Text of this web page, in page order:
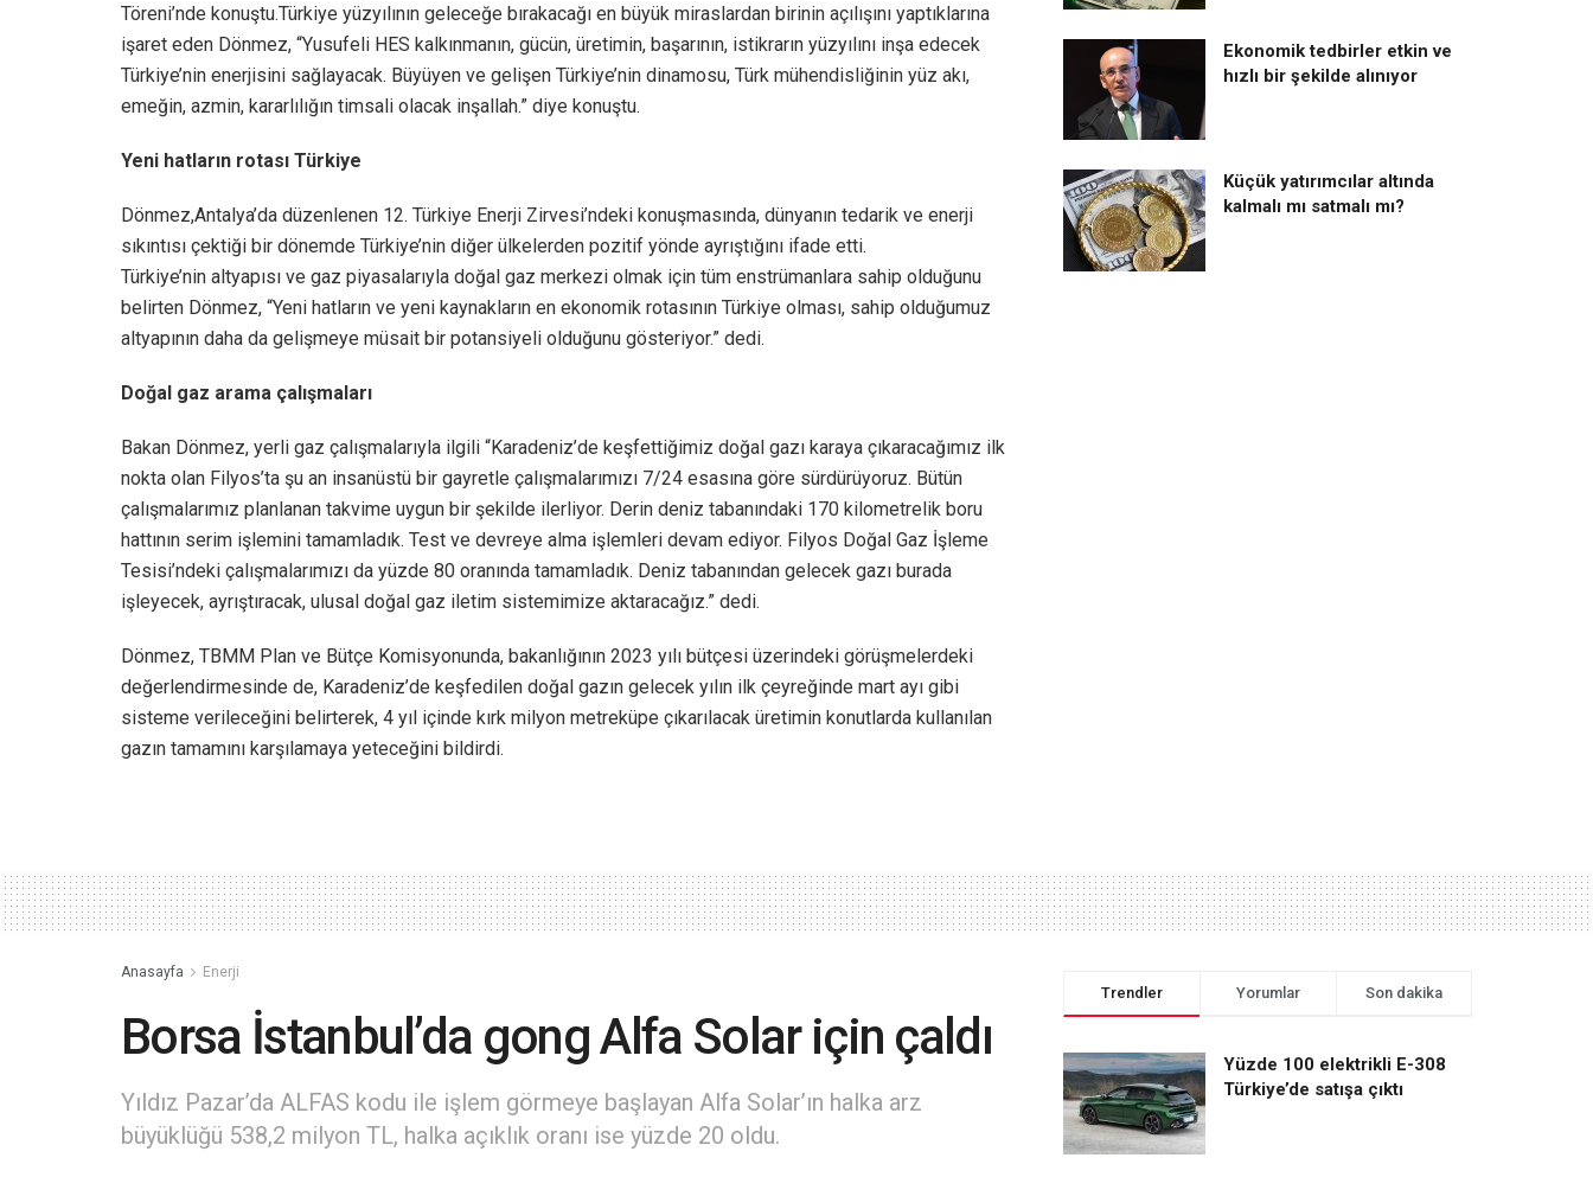
Töreni’nde konuştu.Türkiye yüzyılının geleceğe bırakacağı en büyük miraslardan birinin açılışını yaptıklarına
işaret eden Dönmez, “Yusufeli HES kalkınmanın, gücün, üretimin, başarının, istikrarın yüzyılını inşa edecek
Türkiye’nin enerjisini sağlayacak. Büyüyen ve gelişen Türkiye’nin dinamosu, Türk mühendisliğinin yüz akı,
emeğin, azmin, kararlılığın timsali olacak inşallah.” diye konuştu.
Yeni hatların rotası Türkiye
Dönmez,Antalya’da düzenlenen 12. Türkiye Enerji Zirvesi’ndeki konuşmasında, dünyanın tedarik ve enerji
sıkıntısı çektiği bir dönemde Türkiye’nin diğer ülkelerden pozitif yönde ayrıştığını ifade etti.
Türkiye’nin altyapısı ve gaz piyasalarıyla doğal gaz merkezi olmak için tüm enstrümanlara sahip olduğunu
belirten Dönmez, “Yeni hatların ve yeni kaynakların en ekonomik rotasının Türkiye olması, sahip olduğumuz
altyapının daha da gelişmeye müsait bir potansiyeli olduğunu gösteriyor.” dedi.
Doğal gaz arama çalışmaları
Bakan Dönmez, yerli gaz çalışmalarıyla ilgili “Karadeniz’de keşfettiğimiz doğal gazı karaya çıkaracağımız ilk
nokta olan Filyos’ta şu an insanüstü bir gayretle çalışmalarımızı 7/24 esasına göre sürdürüyoruz. Bütün
çalışmalarımız planlanan takvime uygun bir şekilde ilerliyor. Derin deniz tabanındaki 170 kilometrelik boru
hattının serim işlemini tamamladık. Test ve devreye alma işlemleri devam ediyor. Filyos Doğal Gaz İşleme
Tesisi’ndeki çalışmalarımızı da yüzde 80 oranında tamamladık. Deniz tabanından gelecek gazı burada
işleyecek, ayrıştıracak, ulusal doğal gaz iletim sistemimize aktaracağız.” dedi.
Dönmez, TBMM Plan ve Bütçe Komisyonunda, bakanlığının 2023 yılı bütçesi üzerindeki görüşmelerdeki
değerlendirmesinde de, Karadeniz’de keşfedilen doğal gazın gelecek yılın ilk çeyreğinde mart ayı gibi
sisteme verileceğini belirterek, 4 yıl içinde kırk milyon metreküpe çıkarılacak üretimin konutlarda kullanılan
gazın tamamını karşılamaya yeteceğini bildirdi.
Ekonomik tedbirler etkin ve
hızlı bir şekilde alınıyor
Küçük yatırımcılar altında
kalmalı mı satmalı mı?
Anasayfa Enerji
Borsa İstanbul’da gong Alfa Solar için çaldı
Yıldız Pazar’da ALFAS kodu ile işlem görmeye başlayan Alfa Solar’ın halka arz
büyüklüğü 538,2 milyon TL, halka açıklık oranı ise yüzde 20 oldu.
Trendler Yorumlar Son dakika
Yüzde 100 elektrikli E-308
Türkiye’de satışa çıktı